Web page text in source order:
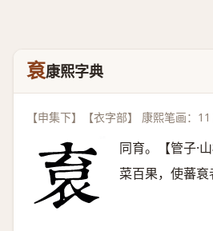
袬康熙字典
【申集下】【衣字部】 康熙笔画：
同育。【管子·
菜百果，使蕃袬